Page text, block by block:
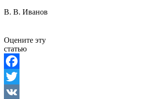
В. В. Иванов
Оцените эту
статью
Facebook
Twitter